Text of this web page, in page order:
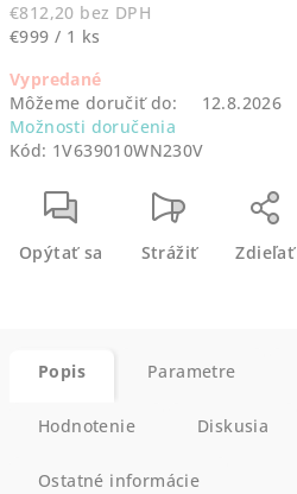
€812,20 bez DPH
Jednotková
€999 / 1 ks
Vypredané
Môžeme doručiť do:
12.8.2026
Možnosti doručenia
Kód: 1V639010WN230V
Opýtať sa Strážiť Zdieľať
Popis Parametre
Hodnotenie Diskusia
Ostatné informácie